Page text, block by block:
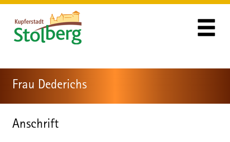
Zum Hauptinhalt springen
Zum Header
Zum Hauptinhalt
Zum Footer
Frau Dederichs
Anschrift